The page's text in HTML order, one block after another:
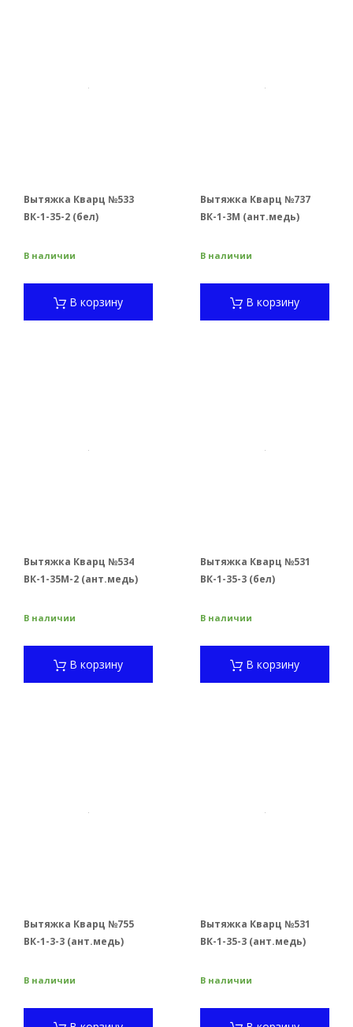
Вытяжка Кварц №533
ВК-1-35-2 (бел)
В наличии
В корзину
Вытяжка Кварц №737
ВК-1-3М (ант.медь)
В наличии
В корзину
Вытяжка Кварц №534
ВК-1-35М-2 (ант.медь)
В наличии
В корзину
Вытяжка Кварц №531
ВК-1-35-3 (бел)
В наличии
В корзину
Вытяжка Кварц №755
ВК-1-3-3 (ант.медь)
В наличии
Вытяжка Кварц №531
ВК-1-35-3 (ант.медь)
В наличии